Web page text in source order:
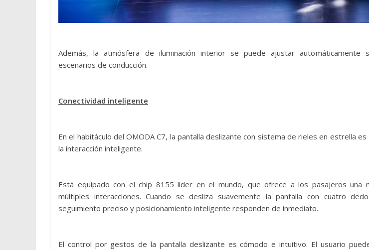
Además, la atmósfera de iluminación interior se puede ajustar automáticamente
escenarios de conducción.
Conectividad inteligente
En el habitáculo del OMODA C7, la pantalla deslizante con sistema de rieles en estrella
la interacción inteligente.
Está equipado con el chip 8155 líder en el mundo, que ofrece a los pasajeros una
múltiples interacciones. Cuando se desliza suavemente la pantalla con cuatro
seguimiento preciso y posicionamiento inteligente responden de inmediato.
El control por gestos de la pantalla deslizante es cómodo e intuitivo. El usuario